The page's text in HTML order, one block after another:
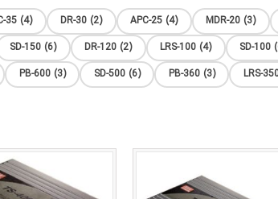
MDR-20 (3)
APC-25 (4)
DR-30 (2)
35 (4)
SD-100
LRS-100 (4)
DR-120 (2)
SD-150 (6)
LRS-
PB-360 (3)
SD-500 (6)
PB-600 (3)